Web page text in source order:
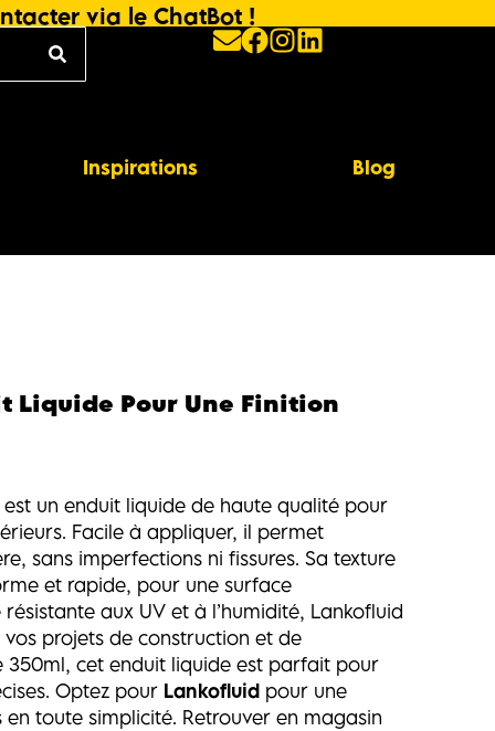
via le ChatBot !
Inspirations Blog
Liquide Pour Une Finition
un enduit liquide de haute qualité pour
Facile à appliquer, il permet
sans imperfections ni fissures. Sa texture
et rapide, pour une surface
aux UV et à l’humidité, Lankofluid
projets de construction et de
350ml, cet enduit liquide est parfait pour
Optez pour Lankofluidpour une
toute simplicité. Retrouver en magasin